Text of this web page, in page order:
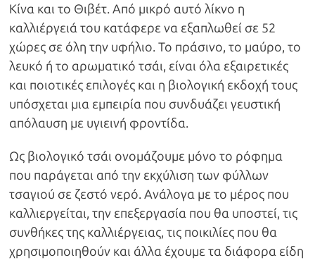
Κίνα και το Θιβέτ. Από μικρό αυτό λίκνο η
καλλιέργειά του κατάφερε να εξαπλωθεί σε 52
χώρες σε όλη την υφήλιο. Το πράσινο, το μαύρο, το
λευκό ή το αρωματικό τσάι, είναι όλα εξαιρετικές
και ποιοτικές επιλογές και η βιολογική εκδοχή τους
υπόσχεται μια εμπειρία που συνδυάζει γευστική
απόλαυση με υγιεινή φροντίδα.
Ως βιολογικό τσάι ονομάζουμε μόνο το ρόφημα
που παράγεται από την εκχύλιση των φύλλων
τσαγιού σε ζεστό νερό. Ανάλογα με το μέρος που
καλλιεργείται, την επεξεργασία που θα υποστεί, τις
συνθήκες της καλλιέργειας, τις ποικιλίες που θα
χρησιμοποιηθούν και άλλα έχουμε τα διάφορα είδη